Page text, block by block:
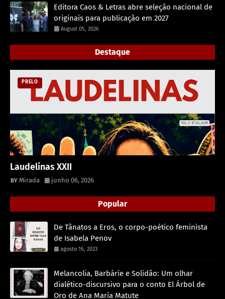
Editora Caos & Letras abre seleção nacional de
originais para publicação em 2027
August 05, 2026
Destaque
PRELO
Laudelinas XXII
Mirada junho 06, 2026
Popular
De Tânatos a Eros, o corpo-poético feminista
de Isabela Penov
agosto 16, 2023
Melancolia, Barbárie e Solidão: Um olhar
dialético-discursivo para o conto El Árbol de
Oro de Ana María Matute